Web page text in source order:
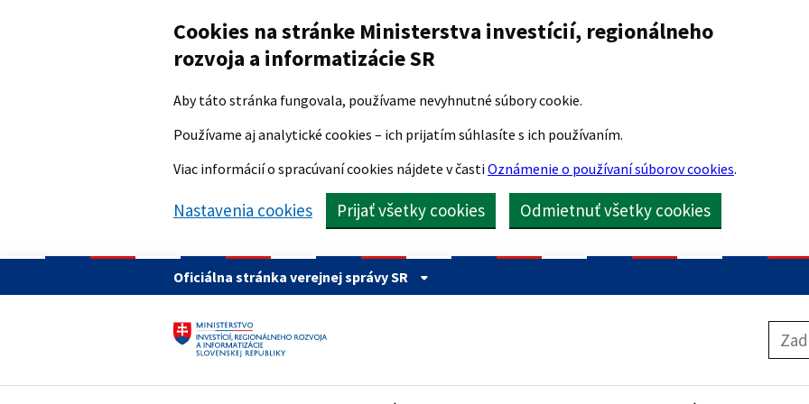
Cookies na stránke Ministerstva investícií, regionálneho
rozvoja a informatizácie SR
Aby táto stránka fungovala, používame nevyhnutné súbory cookie.
Používame aj analytické cookies – ich prijatím súhlasíte s ich používaním.
Viac informácií o spracúvaní cookies nájdete v časti Oznámenie o používaní súborov cookies.
Nastavenia cookies Prijať všetky cookies Odmietnuť všetky cookies
Oficiálna stránka verejnej správy SR